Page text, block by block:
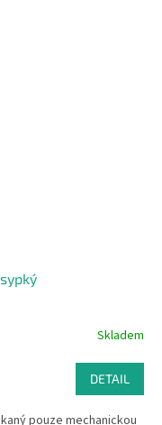
Skladem
DETAIL
pouze mechanickou